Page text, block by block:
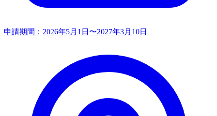
申請期間： 2026年5月1日〜2027年3月10日